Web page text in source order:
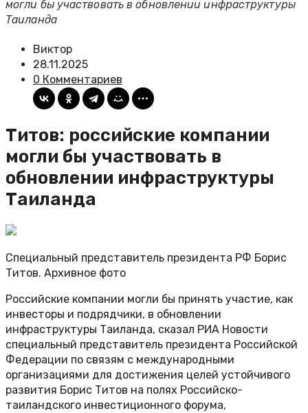
могли бы участвовать в обновлении инфраструктуры
Таиланда
Виктор
28.11.2025
0 Комментариев
Титов: российские компании
могли бы участвовать в
обновлении инфраструктуры
Таиланда
Специальный представитель президента РФ Борис
Титов. Архивное фото
Российские компании могли бы принять участие, как
инвесторы и подрядчики, в обновлении
инфраструктуры Таиланда, сказал РИА Новости
специальный представитель президента Российской
Федерации по связям с международными
организациями для достижения целей устойчивого
развития Борис Титов на полях Российско-
таиландского инвестиционного форума,